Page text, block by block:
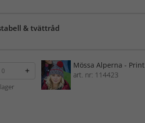
& tvättråd
+
Mössa Alperna - Print
art. nr: 114423